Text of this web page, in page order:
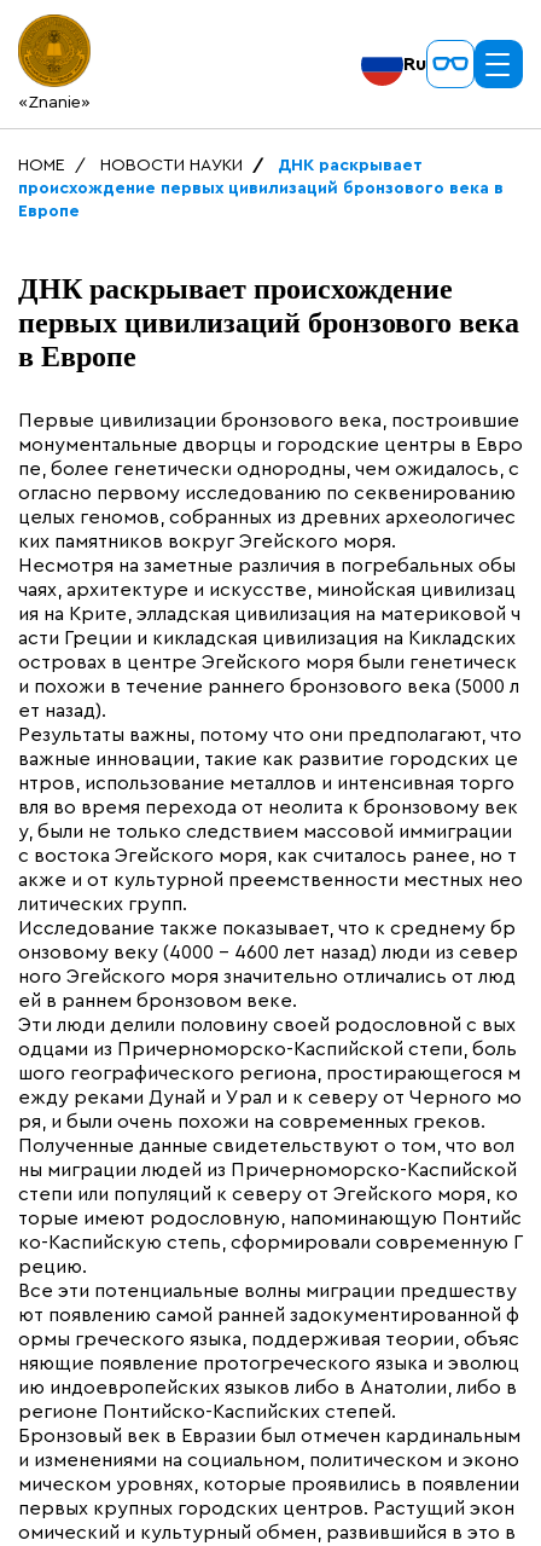
«Znanie»
Ru
HOME НОВОСТИ НАУКИ
ДНК раскрывает
происхождение первых цивилизаций бронзового века в
Европе
ДНК раскрывает происхождение
первых цивилизаций бронзового века
в Европе
Первые цивилизации бронзового века, построившие
монументальные дворцы и городские центры в Евро
пе, более генетически однородны, чем ожидалось, с
огласно первому исследованию по секвенированию
целых геномов, собранных из древних археологичес
ких памятников вокруг Эгейского моря.
Несмотря на заметные различия в погребальных обы
чаях, архитектуре и искусстве, минойская цивилизац
ия на Крите, элладская цивилизация на материковой ч
асти Греции и кикладская цивилизация на Кикладских
островах в центре Эгейского моря были генетическ
и похожи в течение раннего бронзового века (5000 л
ет назад).
Результаты важны, потому что они предполагают, что
важные инновации, такие как развитие городских це
нтров, использование металлов и интенсивная торго
вля во время перехода от неолита к бронзовому век
у, были не только следствием массовой иммиграции
с востока Эгейского моря, как считалось ранее, но т
акже и от культурной преемственности местных нео
литических групп.
Исследование также показывает, что к среднему бр
онзовому веку (4000 – 4600 лет назад) люди из север
ного Эгейского моря значительно отличались от люд
ей в раннем бронзовом веке.
Эти люди делили половину своей родословной с вых
одцами из Причерноморско-Каспийской степи, боль
шого географического региона, простирающегося м
ежду реками Дунай и Урал и к северу от Черного мо
ря, и были очень похожи на современных греков.
Полученные данные свидетельствуют о том, что вол
ны миграции людей из Причерноморско-Каспийской
степи или популяций к северу от Эгейского моря, ко
торые имеют родословную, напоминающую Понтийс
ко-Каспийскую степь, сформировали современную Г
рецию.
Все эти потенциальные волны миграции предшеству
ют появлению самой ранней задокументированной ф
ормы греческого языка, поддерживая теории, объяс
няющие появление протогреческого языка и эволюц
ию индоевропейских языков либо в Анатолии, либо в
регионе Понтийско-Каспийских степей.
Бронзовый век в Евразии был отмечен кардинальным
и изменениями на социальном, политическом и эконо
мическом уровнях, которые проявились в появлении
первых крупных городских центров. Растущий экон
омический и культурный обмен, развившийся в это в